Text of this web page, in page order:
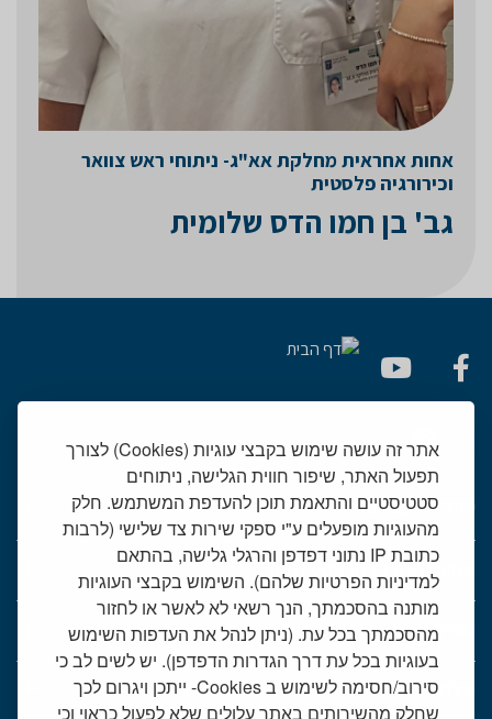
אתר זה עושה שימוש בקבצי עוגיות (Cookies) לצורך
תפעול האתר, שיפור חווית הגלישה, ניתוחים
סטטיסטיים והתאמת תוכן להעדפת המשתמש. חלק
מהעוגיות מופעלים ע"י ספקי שירות צד שלישי (לרבות
כתובת IP נתוני דפדפן והרגלי גלישה, בהתאם
למדיניות הפרטיות שלהם). השימוש בקבצי העוגיות
מותנה בהסכמתך, הנך רשאי לא לאשר או לחזור
מהסכמתך בכל עת. (ניתן לנהל את העדפות השימוש
בעוגיות בכל עת דרך הגדרות הדפדפן). יש לשים לב כי
סירוב/חסימה לשימוש ב Cookies- ייתכן ויגרום לכך
שחלק מהשירותים באתר עלולים שלא לפעול כראוי וכי
אחות אחראית מחלקת אא"ג- ניתוחי ראש צוואר
וכירורגיה פלסטית
גב' בן חמו הדס שלומית
יחידות רפואיות
אודות המרכז הרפואי שמיר
שמיר אישי - פורטל מטופלים
טלמדיסין - שירות וידאו למרפאות חוץ